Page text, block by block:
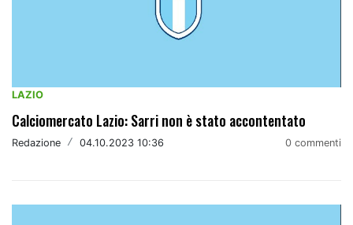
LAZIO
Calciomercato Lazio: Sarri non è stato accontentato
Redazione / 04.10.2023 10:36 0 commenti